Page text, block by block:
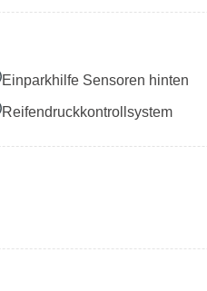
Einparkhilfe Sensoren hinten
Reifendruckkontrollsystem